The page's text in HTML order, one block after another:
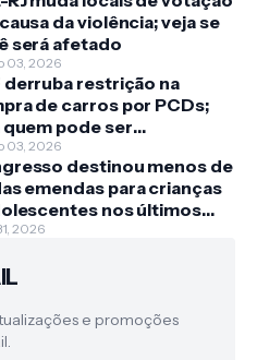
da violência; veja se
será afetado
03, 2026
derruba restrição na
de carros por PCDs;
quem pode ser
03, 2026
destinou menos de
emendas para crianças
nos últimos
2026
e promoções